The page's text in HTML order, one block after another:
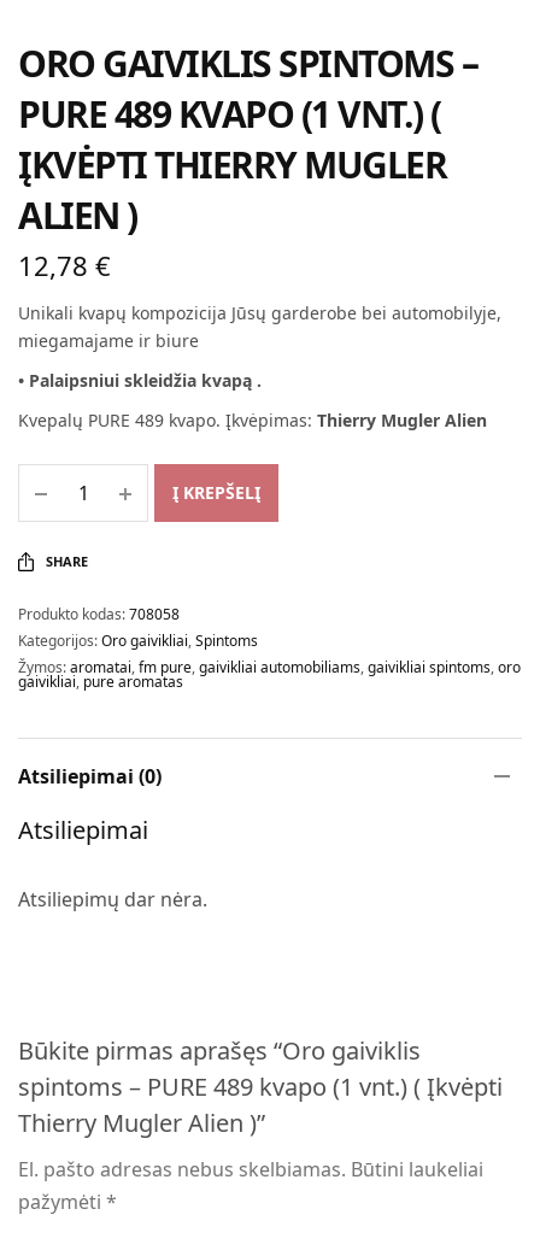
ORO GAIVIKLIS SPINTOMS –
PURE 489 KVAPO (1 VNT.) (
ĮKVĖPTI THIERRY MUGLER
ALIEN )
12,78€
Unikali kvapų kompozicija Jūsų garderobe bei automobilyje,
miegamajame ir biure
• Palaipsniui skleidžia kvapą .
Kvepalų PURE 489 kvapo. Įkvėpimas:Thierry Mugler Alien
Į KREPŠELĮ
SHARE
Produkto kodas:708058
Kategorijos:Oro gaivikliai,Spintoms
Žymos:aromatai,fm pure,gaivikliai automobiliams,gaivikliai spintoms,oro
gaivikliai, pure aromatas
Atsiliepimai (0)
Atsiliepimai
Atsiliepimų dar nėra.
Būkite pirmas aprašęs “Oro gaiviklis
spintoms – PURE 489 kvapo (1 vnt.) ( Įkvėpti
Thierry Mugler Alien )”
El. pašto adresas nebus skelbiamas. Būtini laukeliai
pažymėti*